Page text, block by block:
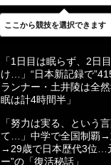
最新 24時間
「1日目は眠らず、2日
け…」“日本新記録で
ランナー・土井陵は全
眠は計4時間半」
「努力は実る、という
て…」中学で全国制覇→
→29歳で日本歴代3位…
ー”の「復活秘話」
ここから競技を選択できます